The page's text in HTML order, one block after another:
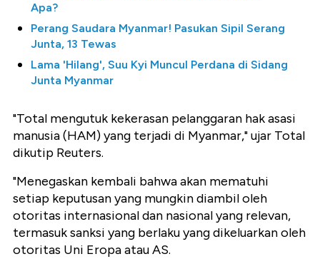
Apa?
Perang Saudara Myanmar! Pasukan Sipil Serang
Junta, 13 Tewas
Lama 'Hilang', Suu Kyi Muncul Perdana di Sidang
Junta Myanmar
"Total mengutuk kekerasan pelanggaran hak asasi
manusia (HAM) yang terjadi di Myanmar," ujar Total
dikutip Reuters.
"Menegaskan kembali bahwa akan mematuhi
setiap keputusan yang mungkin diambil oleh
otoritas internasional dan nasional yang relevan,
termasuk sanksi yang berlaku yang dikeluarkan oleh
otoritas Uni Eropa atau AS.